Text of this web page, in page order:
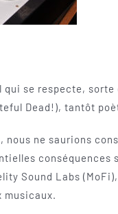
qui se respecte,
Dead!), tantôt
nous ne saurions
Sound Labs
musicaux.